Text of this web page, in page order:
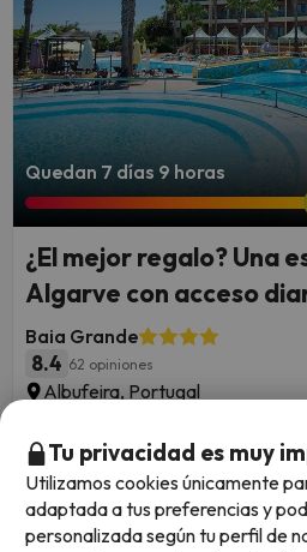
Quedan 7 días 9 horas
¿El mejor regalo? Una
Algarve con acceso
Baia Grande
8.4 62 opiniones
Albufeira, Portugal
Cancelación GRATIS hasta
Fechas para viajar: hasta el 29
de diciembre de 2026.
Tu privacidad es muy
Utilizamos cookies únicamente
adaptada a tus preferencias y
personalizada según tu perfil de